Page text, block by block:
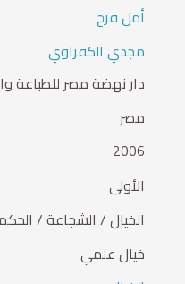
أمل فرح
مجدي الكفراوي
دار نهضة مصر للطباعة
مصر
2006
الأولى
الخيال / الشجاعة /
خيال علمي